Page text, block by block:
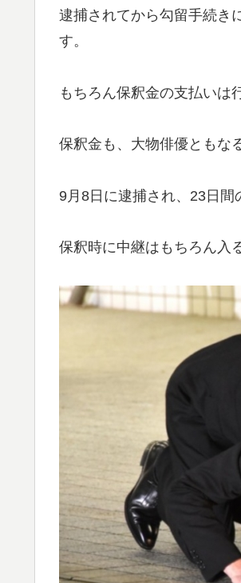
逮捕されてから勾留手続き
す。
もちろん保釈金の支払いは
保釈金も、大物俳優ともな
9月8日に逮捕され、23日間
保釈時に中継はもちろん入